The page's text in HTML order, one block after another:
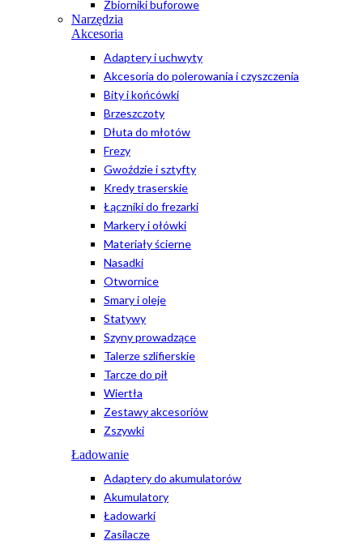
Zbiorniki buforowe
Narzędzia
Akcesoria
Adaptery i uchwyty
Akcesoria do polerowania i czyszczenia
Bity i końcówki
Brzeszczoty
Dłuta do młotów
Frezy
Gwoździe i sztyfty
Kredy traserskie
Łączniki do frezarki
Markery i ołówki
Materiały ścierne
Nasadki
Otwornice
Smary i oleje
Statywy
Szyny prowadzące
Talerze szlifierskie
Tarcze do pił
Wiertła
Zestawy akcesoriów
Zszywki
Ładowanie
Adaptery do akumulatorów
Akumulatory
Ładowarki
Zasilacze